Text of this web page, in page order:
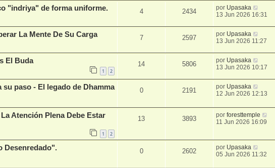
"indriya" de forma uniforme. 4 2434 por Upasaka
13 Jun 2026 16:31
La Mente De Su Carga 7 2597 por Upasaka
13 Jun 2026 11:27
El Buda
1 2
14 5806 por Upasaka
13 Jun 2026 10:17
paso - El legado de Dhamma
0 2191 por Upasaka
12 Jun 2026 12:13
Atención Plena Debe Estar
1 2
13 3893 porforesttemple
11 Jun 2026 16:09
Desenredado".
0 2602 por Upasaka
05 Jun 2026 11:32